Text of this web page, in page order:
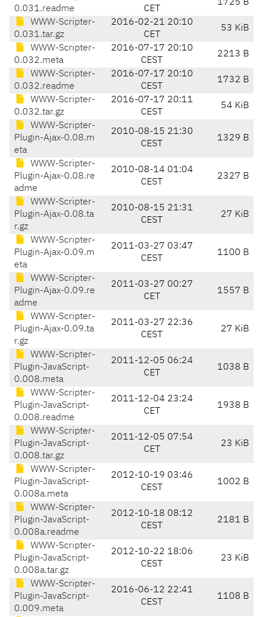
0.031.readme
CET
1725 B
WWW-Scripter-
0.031.tar.gz
2016-02-21 20:10
CET
53 KiB
WWW-Scripter-
0.032.meta
2016-07-17 20:10
CEST
2213 B
WWW-Scripter-
0.032.readme
2016-07-17 20:10
CEST
1732 B
WWW-Scripter-
0.032.tar.gz
2016-07-17 20:11
CEST
54 KiB
WWW-Scripter-
Plugin-Ajax-0.08.m
eta
2010-08-15 21:30
CEST
1329 B
WWW-Scripter-
Plugin-Ajax-0.08.re
adme
2010-08-14 01:04
CEST
2327 B
WWW-Scripter-
Plugin-Ajax-0.08.ta
r.gz
2010-08-15 21:31
CEST
27 KiB
WWW-Scripter-
Plugin-Ajax-0.09.m
eta
2011-03-27 03:47
CEST
1100 B
WWW-Scripter-
Plugin-Ajax-0.09.re
adme
2011-03-27 00:27
CET
1557 B
WWW-Scripter-
Plugin-Ajax-0.09.ta
r.gz
2011-03-27 22:36
CEST
27 KiB
WWW-Scripter-
Plugin-JavaScript-
0.008.meta
2011-12-05 06:24
CET
1038 B
WWW-Scripter-
Plugin-JavaScript-
0.008.readme
2011-12-04 23:24
CET
1938 B
WWW-Scripter-
Plugin-JavaScript-
0.008.tar.gz
2011-12-05 07:54
CET
23 KiB
WWW-Scripter-
Plugin-JavaScript-
0.008a.meta
2012-10-19 03:46
CEST
1002 B
WWW-Scripter-
Plugin-JavaScript-
0.008a.readme
2012-10-18 08:12
CEST
2181 B
WWW-Scripter-
Plugin-JavaScript-
0.008a.tar.gz
2012-10-22 18:06
CEST
23 KiB
WWW-Scripter-
Plugin-JavaScript-
0.009.meta
2016-06-12 22:41
CEST
1108 B